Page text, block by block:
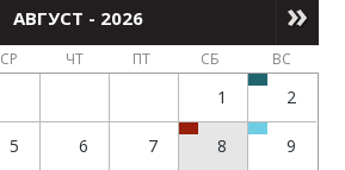
АВГУСТ - 2026
СР ЧТ ПТ СБ ВС
1 2
5 6 7 8 9